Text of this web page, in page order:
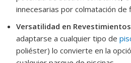
innecesarias por colmatación de
Versatilidad en
adaptarse a cualquier tipo de
poliéster) lo convierte en la